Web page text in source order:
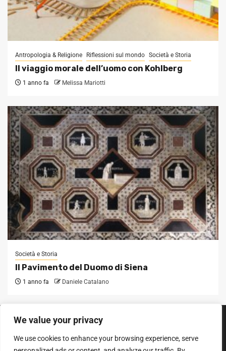
We value your privacy
We use cookies to enhance your browsing experience, serve
Antropologia & Religione Riflessioni sul mondo Società e Storia
Il viaggio morale dell’uomo con Kohlberg
1 anno fa Melissa Mariotti
Società e Storia
Il Pavimento del Duomo di Siena
1 anno fa Daniele Catalano
SEGUICI SUI SOCIAL
Facebook
Instagram
YouTube